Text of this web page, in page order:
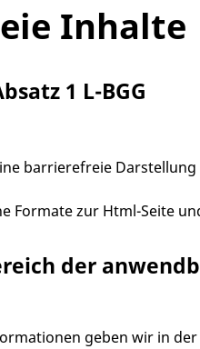
Inhalte
1 L-BGG
barrierefreie
Formate zur Html-Seite
der
geben wir in der